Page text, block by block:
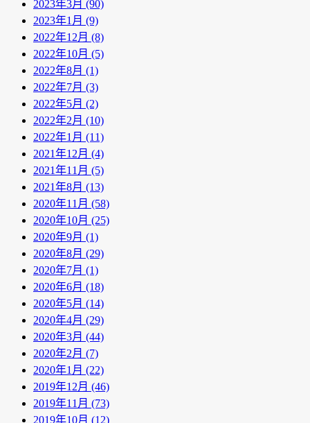
2023年3月 (90)
2023年1月 (9)
2022年12月 (8)
2022年10月 (5)
2022年8月 (1)
2022年7月 (3)
2022年5月 (2)
2022年2月 (10)
2022年1月 (11)
2021年12月 (4)
2021年11月 (5)
2021年8月 (13)
2020年11月 (58)
2020年10月 (25)
2020年9月 (1)
2020年8月 (29)
2020年7月 (1)
2020年6月 (18)
2020年5月 (14)
2020年4月 (29)
2020年3月 (44)
2020年2月 (7)
2020年1月 (22)
2019年12月 (46)
2019年11月 (73)
2019年10月 (12)